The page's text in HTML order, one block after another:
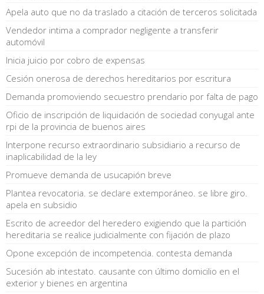
Apela auto que no da traslado a citación de terceros solicitada
Vendedor intima a comprador negligente a transferir
automóvil
Inicia juicio por cobro de expensas
Cesión onerosa de derechos hereditarios por escritura
Demanda promoviendo secuestro prendario por falta de pago
Oficio de inscripción de liquidación de sociedad conyugal ante
rpi de la provincia de buenos aires
Interpone recurso extraordinario subsidiario a recurso de
inaplicabilidad de la ley
Promueve demanda de usucapión breve
Plantea revocatoria. se declare extemporáneo. se libre giro.
apela en subsidio
Escrito de acreedor del heredero exigiendo que la partición
hereditaria se realice judicialmente con fijación de plazo
Opone excepción de incompetencia. contesta demanda
Sucesión ab intestato. causante con último domicilio en el
exterior y bienes en argentina